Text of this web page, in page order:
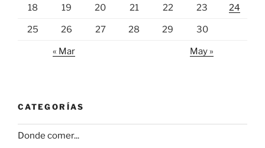
18 19 20 21 22 23 24
25 26 27 28 29 30
« Mar May »
CATEGORÍAS
Donde comer...